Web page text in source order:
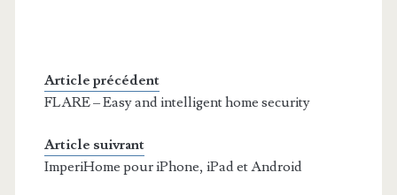
Article précédent
FLARE – Easy and intelligent home security
Article suivrant
ImperiHome pour iPhone, iPad et Android